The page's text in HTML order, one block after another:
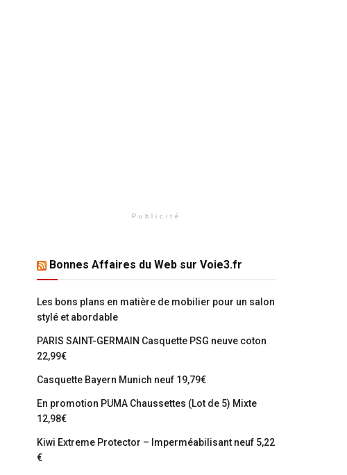
Publicité
Bonnes Affaires du Web sur Voie3.fr
Les bons plans en matière de mobilier pour un salon
stylé et abordable
PARIS SAINT-GERMAIN Casquette PSG neuve coton
22,99€
Casquette Bayern Munich neuf 19,79€
En promotion PUMA Chaussettes (Lot de 5) Mixte
12,98€
Kiwi Extreme Protector – Imperméabilisant neuf 5,22
€